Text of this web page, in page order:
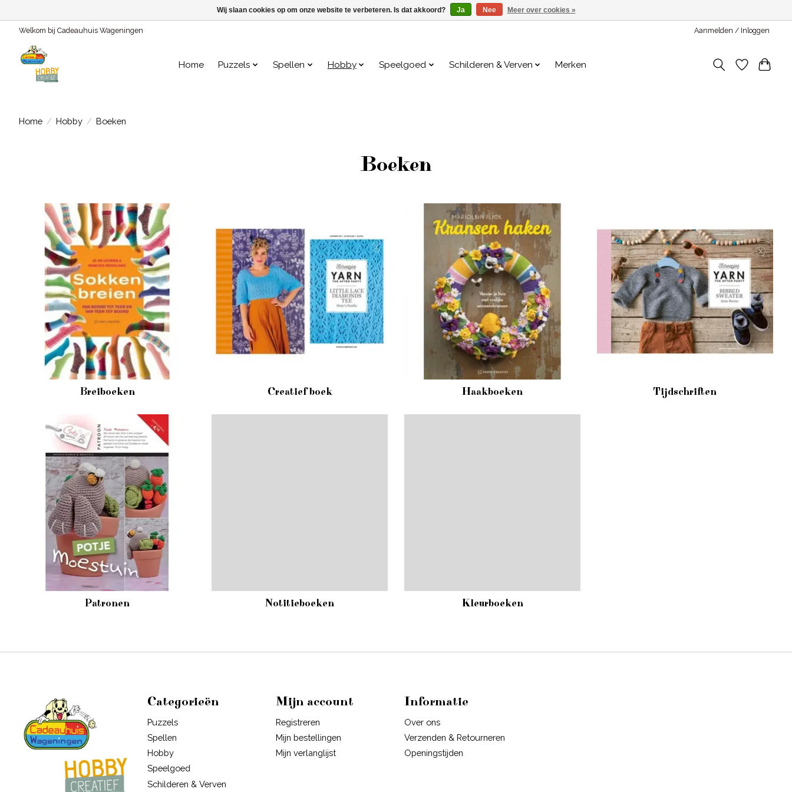
Welkom bij Cadeauhuis Wageningen Aanmelden / Inloggen
Home Puzzels Spellen Hobby Speelgoed Schilderen & Verven Merken
Home / Hobby / Boeken
Boeken
Breiboeken Creatief boek Haakboeken Tijdschriften
Patronen Notitieboeken Kleurboeken
Categorieën
Puzzels
Spellen
Hobby
Speelgoed
Schilderen & Verven
Mijn account
Registreren
Mijn bestellingen
Mijn verlanglijst
Informatie
Over ons
Verzenden & Retourneren
Openingstijden
Wij slaan cookies op om onze website te verbeteren. Is dat akkoord? Ja Nee Meer over cookies »